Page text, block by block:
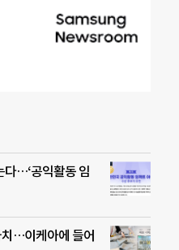
다…‘공익활동 임
치…이케아에 들어